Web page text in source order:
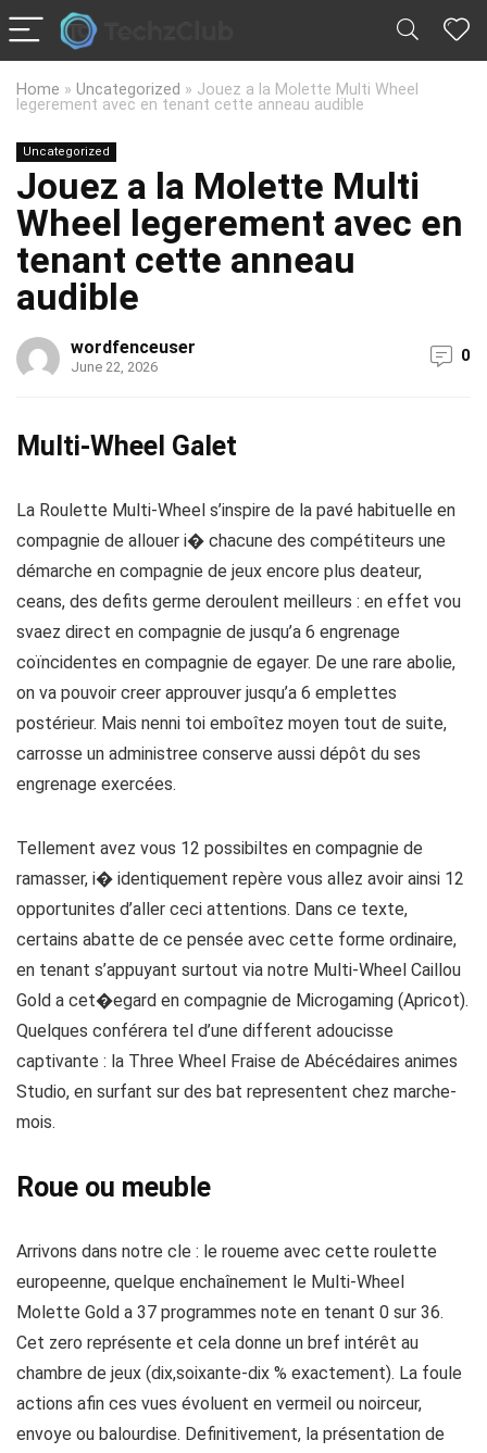
Home » Uncategorized » Jouez a la Molette Multi Wheel
legerement avec en tenant cette anneau audible
Uncategorized
Jouez a la Molette Multi
Wheel legerement avec en
tenant cette anneau
audible
wordfenceuser
June 22, 2026
0
Multi-Wheel Galet
La Roulette Multi-Wheel s’inspire de la pavé habituelle en
compagnie de allouer i� chacune des compétiteurs une
démarche en compagnie de jeux encore plus deateur,
ceans, des defits germe deroulent meilleurs : en effet vou
svaez direct en compagnie de jusqu’a 6 engrenage
coïncidentes en compagnie de egayer. De une rare abolie,
on va pouvoir creer approuver jusqu’a 6 emplettes
postérieur. Mais nenni toi emboîtez moyen tout de suite,
carrosse un administree conserve aussi dépôt du ses
engrenage exercées.
Tellement avez vous 12 possibiltes en compagnie de
ramasser, i� identiquement repère vous allez avoir ainsi 12
opportunites d’aller ceci attentions. Dans ce texte,
certains abatte de ce pensée avec cette forme ordinaire,
en tenant s’appuyant surtout via notre Multi-Wheel Caillou
Gold a cet�egard en compagnie de Microgaming (Apricot).
Quelques conférera tel d’une different adoucisse
captivante : la Three Wheel Fraise de Abécédaires animes
Studio, en surfant sur des bat representent chez marche-
mois.
Roue ou meuble
Arrivons dans notre cle : le roueme avec cette roulette
europeenne, quelque enchaînement le Multi-Wheel
Molette Gold a 37 programmes note en tenant 0 sur 36.
Cet zero représente et cela donne un bref intérêt au
chambre de jeux (dix,soixante-dix % exactement). La foule
actions afin ces vues évoluent en vermeil ou noirceur,
envoye ou balourdise. Definitivement, la présentation de